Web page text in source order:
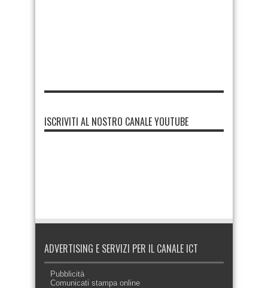
ISCRIVITI AL NOSTRO CANALE YOUTUBE
ADVERTISING E SERVIZI PER IL CANALE ICT
Pubblicità
Comunicati stampa online